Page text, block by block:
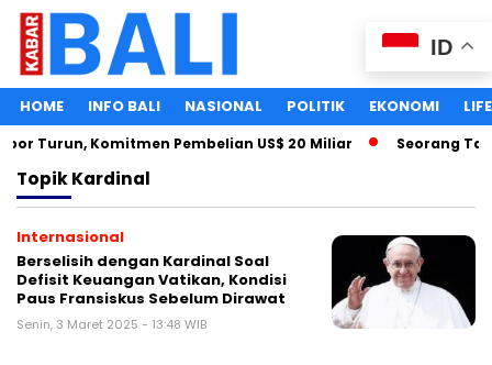
HOME INFO BALI NASIONAL POLITIK EKONOMI
Turun, Komitmen Pembelian US$ 20 Miliar Seorang
TopikKardinal
Internasional
Berselisih dengan Kardinal Soal
Defisit Keuangan Vatikan, Kondisi
Paus Fransiskus Sebelum Dirawat
Senin, 3 Maret 2025 - 13:48 WIB
ID